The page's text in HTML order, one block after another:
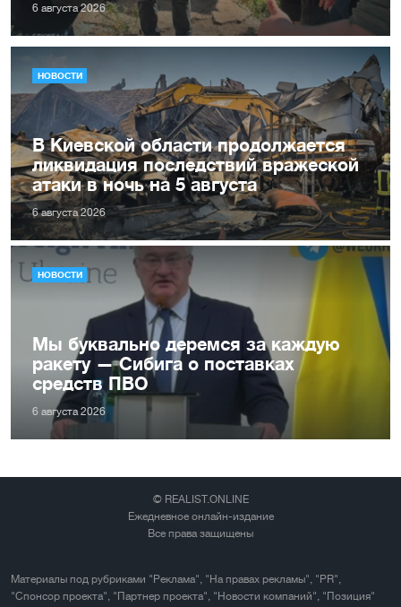
6 августа 2026
НОВОСТИ
В Киевской области продолжается
ликвидация последствий вражеской
атаки в ночь на 5 августа
6 августа 2026
НОВОСТИ
Мы буквально деремся за каждую
ракету — Сибига о поставках
средств ПВО
6 августа 2026
© REALIST.ONLINE
Ежедневное онлайн-издание
Все права защищены
Материалы под рубриками "Реклама", "На правах рекламы", "PR",
"Спонсор проекта", "Партнер проекта", "Новости компаний", "Позиция"